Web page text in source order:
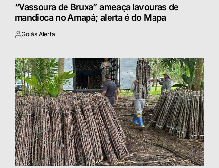
“Vassoura de Bruxa” ameaça lavouras de
mandioca no Amapá; alerta é do Mapa
Postado
Goiás Alerta